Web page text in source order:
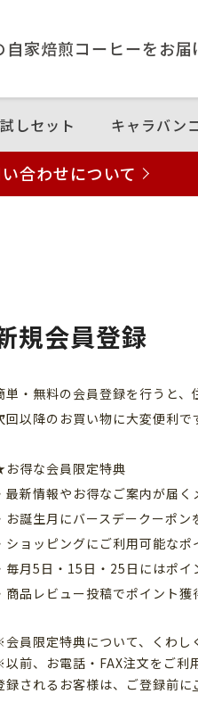
家焙煎コーヒーをお届
しセット キャラバン
合わせについて
規会員登録
単・無料の会員登録を行うと、
回以降のお買い物に大変便利で
得な会員限定特典
最新情報やお得なご案内が届く
お誕生月にバースデークーポン
ショッピングにご利用可能な
毎月5日・15日・25日にはポ
商品レビュー投稿でポイント獲
員限定特典について、くわし
前、お電話・FAX注文をご利
録されるお客様は、ご登録前に